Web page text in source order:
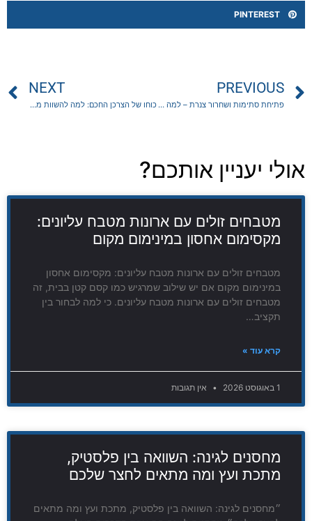
PINTEREST
PREVIOUS
פתיחת סתימות ושחרור צנרת – למה לצפות כשמצוידים בטכנולוגיה של המחר?
NEXT
כוחו של הצרכן החכם: למה להשוות מחירים זה לא רק לגנבים של קופונים
אולי יעניין אותכם?
מטבחים זולים עם ארונות מטבח עליונים:
מקסימום אחסון במינימום מקום
מטבחים זולים עם ארונות מטבח עליונים: מקסימום אחסון
במינימום מקום אם יש שילוב שמרגיש כמו קסם קטן בבית, זה
מטבחים זולים עם ארונות מטבח עליונים. כי למה לבחור בין
תקציב…
קרא עוד »
1 באוגוסט 2026 אין תגובות
מחסנים לגינה: השוואה בין פלסטיק,
מתכת ועץ ומה מתאים לחצר שלכם
״מחסנים לגינה: השוואה בין פלסטיק, מתכת ועץ ומה מתאים